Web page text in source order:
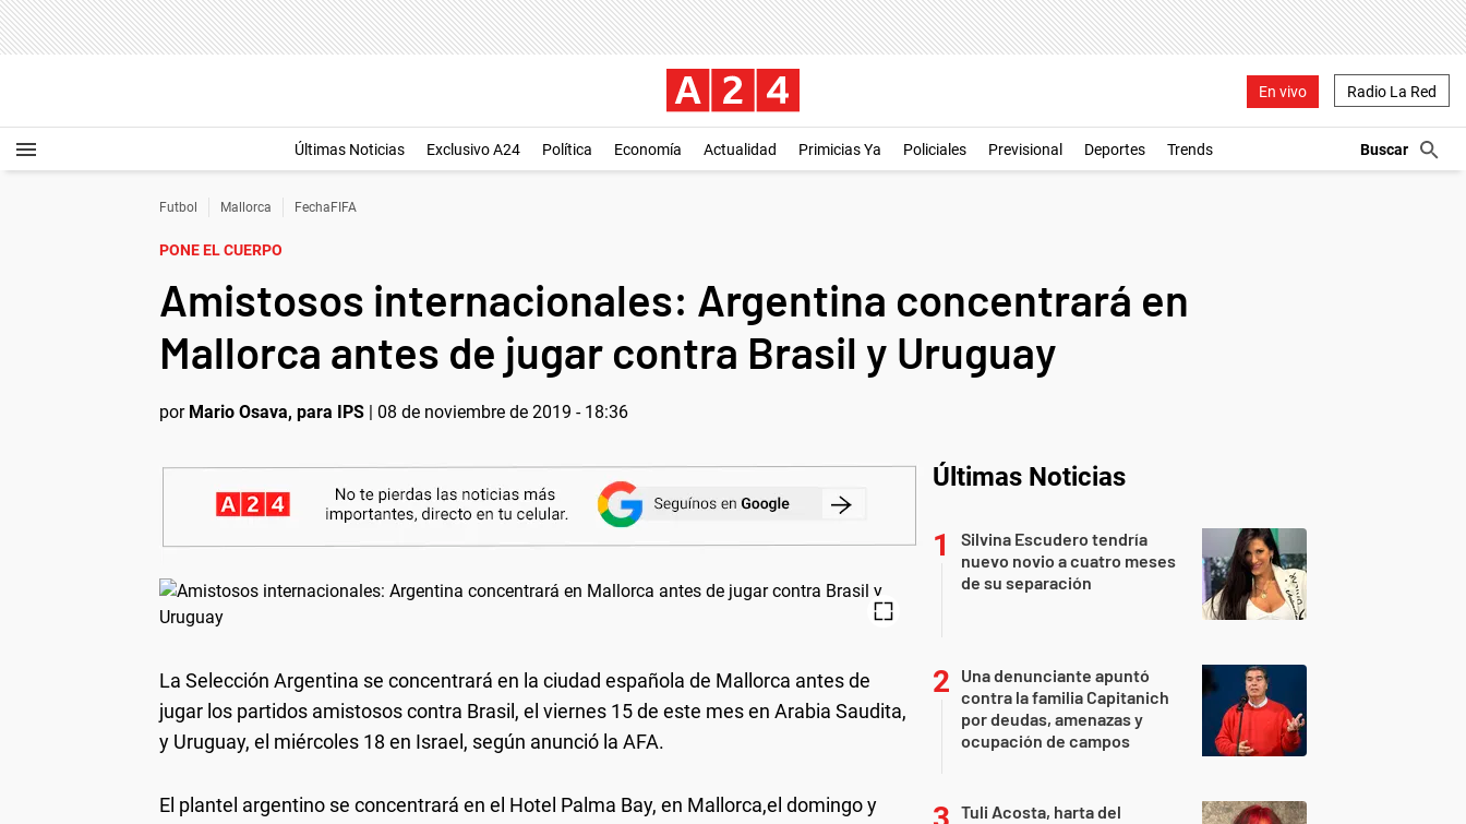
En vivo Radio La Red
Últimas Noticias Exclusivo A24 Política Economía Actualidad Primicias Ya Policiales Previsional Deportes Trends
Futbol Mallorca FechaFIFA
PONE EL CUERPO
Amistosos internacionales: Argentina concentrará en
Mallorca antes de jugar contra Brasil y Uruguay
por Mario Osava, para IPS | 08 de noviembre de 2019 - 18:36
La Selección Argentina se concentrará en la ciudad española de Mallorca antes de
jugar los partidos amistosos contra Brasil, el viernes 15 de este mes en Arabia Saudita,
y Uruguay, el miércoles 18 en Israel, según anunció la AFA.
El plantel argentino se concentrará en el Hotel Palma Bay, en Mallorca,el domingo y
Últimas Noticias
Silvina Escudero tendría
nuevo novio a cuatro meses
de su separación
Una denunciante apuntó
contra la familia Capitanich
por deudas, amenazas y
ocupación de campos
Tuli Acosta, harta del